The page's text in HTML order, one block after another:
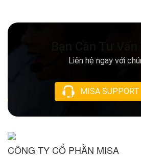
Liên hệ ngay với
MISA SUPPORT
CÔNG TY CỔ PHẦN MISA